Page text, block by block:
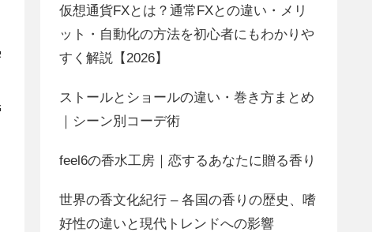
仮想通貨FXとは？通常FXとの違い・メリ
ット・自動化の方法を初心者にもわかりや
すく解説【2026】
ストールとショールの違い・巻き方まとめ
｜シーン別コーデ術
feel6の香水工房｜恋するあなたに贈る香り
世界の香文化紀行 – 各国の香りの歴史、嗜
好性の違いと現代トレンドへの影響